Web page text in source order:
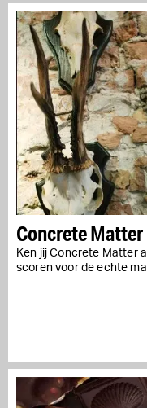
Concrete Matter
Ken jij Concrete Matter
scoren voor de echte